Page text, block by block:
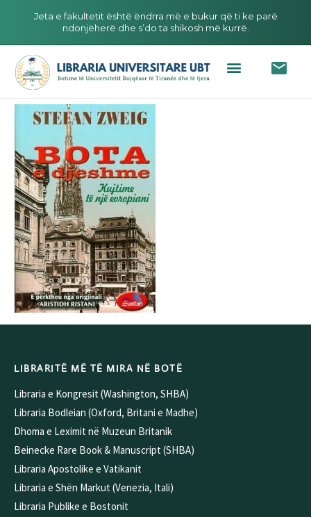
Jeta e fakultetit është ëndrra më e bukur që ti ke parë
ndonjëherë dhe s’do ta shikosh më kurrë.
LIBRARITË MË TË MIRA NË BOTË
Libraria e Kongresit (Washington, SHBA)
Libraria Bodleian (Oxford, Britani e Madhe)
Dhoma e Leximit në Muzeun Britanik
Beinecke Rare Book & Manuscript (SHBA)
Libraria Apostolike e Vatikanit
Libraria e Shën Markut (Venezia, Itali)
Libraria Publike e Bostonit